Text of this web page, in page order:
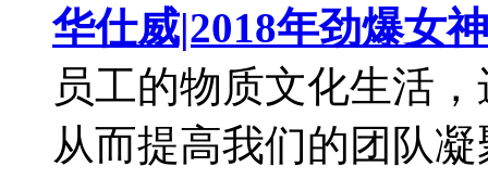
华仕威|2018年劲爆女
员工的物质文化生活
从而提高我们的团队